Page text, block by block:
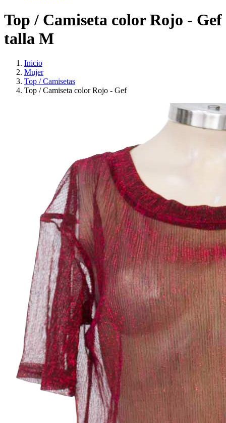
Top / Camiseta color Rojo - Gef
talla M
Inicio
Mujer
Top / Camisetas
Top / Camiseta color Rojo - Gef